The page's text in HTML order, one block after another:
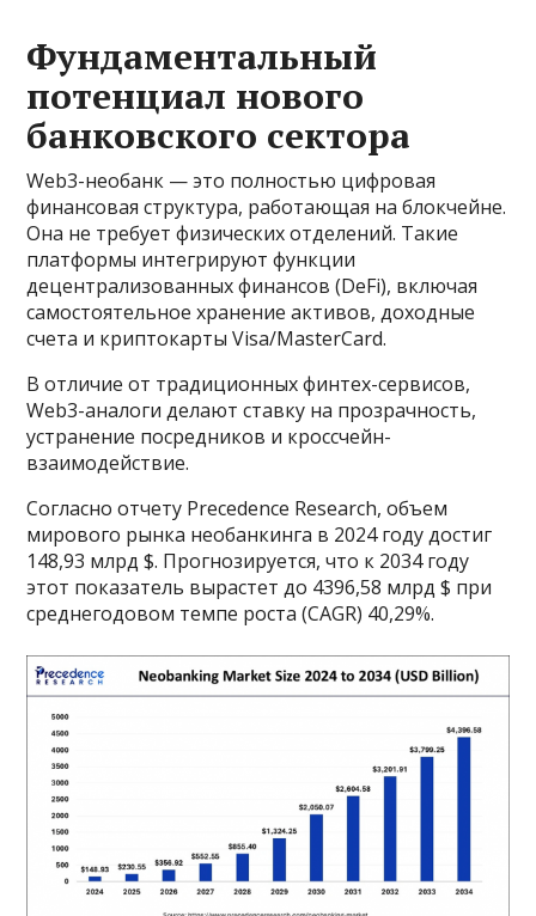
Фундаментальный
потенциал нового
банковского сектора
Web3-необанк — это полностью цифровая
финансовая структура, работающая на блокчейне.
Она не требует физических отделений. Такие
платформы интегрируют функции
децентрализованных финансов (DeFi), включая
самостоятельное хранение активов, доходные
счета и криптокарты Visa/MasterCard.
В отличие от традиционных финтех-сервисов,
Web3-аналоги делают ставку на прозрачность,
устранение посредников и кроссчейн-
взаимодействие.
Согласно отчету Precedence Research, объем
мирового рынка необанкинга в 2024 году достиг
148,93 млрд $. Прогнозируется, что к 2034 году
этот показатель вырастет до 4396,58 млрд $ при
среднегодовом темпе роста (CAGR) 40,29%.